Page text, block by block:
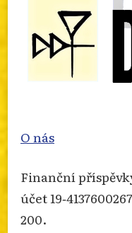
O nás
Finanční
účet
200.